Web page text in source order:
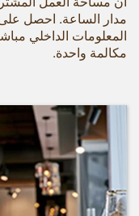
مدار الساعة. احصل
المعلومات الداخلي
مكالمة واحدة.